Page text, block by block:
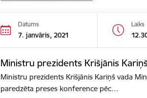
Datums
7. janvāris, 2021
Laiks
Ministru prezidents Krišjānis
Ministru prezidents Krišjānis Kariņš vada
paredzēta preses konference pēc…